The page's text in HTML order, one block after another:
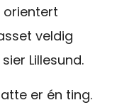
veldig
Lillesund.
er én ting.